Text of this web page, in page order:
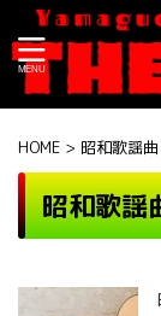
HOME > 昭和歌謡曲
昭和歌謡